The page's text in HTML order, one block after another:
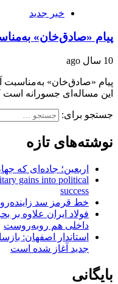
خبر جدید
پیام «صادق‌خان»
10 سال ago
پیام «صادق‌خان» به‌مناسبت
این مساله‌ای جسورانه
جستجو برای:
نوشته‌های تازه
اربعین؛ جاده‌ای که
gains into political
success
خط قرمز سد زاینده‌رود، ۲۳۶ میلیون
فولاد ایران علاوه
داخلی هم روبه‌روست
استاندار اصفهان:
جدید آغاز شده است
بایگانی